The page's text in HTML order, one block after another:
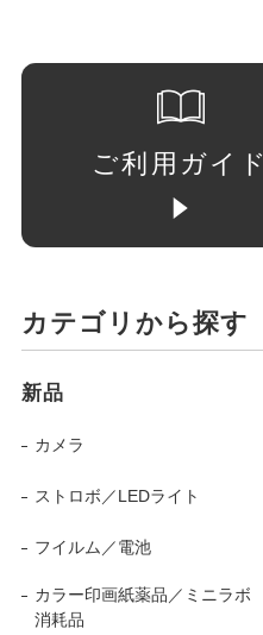
ご利用ガイド
カテゴリから探す
新品
カメラ
ストロボ／LEDライト
フイルム／電池
カラー印画紙薬品／ミニラボ
消耗品